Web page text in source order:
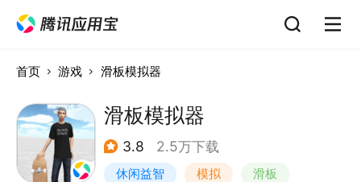
首页 游戏 滑板模拟器
滑板模拟器
3.8 2.5万下载
休闲益智 模拟 滑板